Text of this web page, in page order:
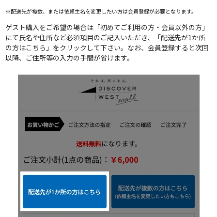
※配送先が複数、または依頼主名を変更したい方は会員登録が必要となります。
ゲスト購入をご希望の場合は「初めてご利用の方・会員以外の方」
にて氏名や住所など必須項目のご記入いただき、「配送先が1か所
の方はこちら」をクリックして下さい。なお、会員登録すると次回
以降、ご住所等の入力の手間が省けます。